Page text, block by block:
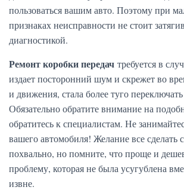
пользоваться вашим авто. Поэтому при
признаках неисправности не стоит
диагностикой.
Ремонт коробки передач требуется в
издает посторонний шум и скрежет во
и движения, стала более туго
Обязательно обратите внимание на
обратитесь к специалистам. Не
вашего автомобиля! Желание все сделать
похвально, но помните, что проще и
проблему, которая не была усугублена
извне.